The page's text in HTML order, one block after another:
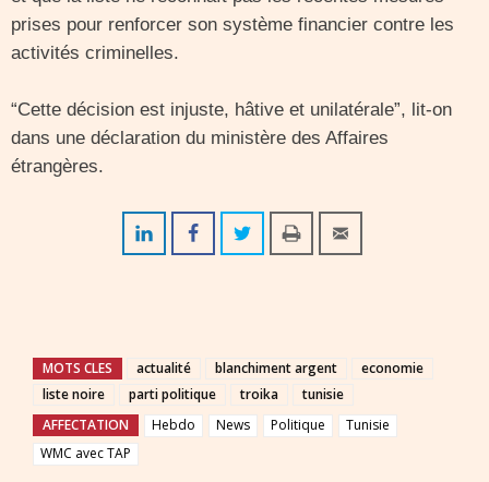
prises pour renforcer son système financier contre les
activités criminelles.
“Cette décision est injuste, hâtive et unilatérale”, lit-on
dans une déclaration du ministère des Affaires
étrangères.
MOTS CLES actualité blanchiment argent
economie
liste noire
parti politique troika
tunisie
AFFECTATION
Hebdo News Politique
Tunisie
WMC avec TAP